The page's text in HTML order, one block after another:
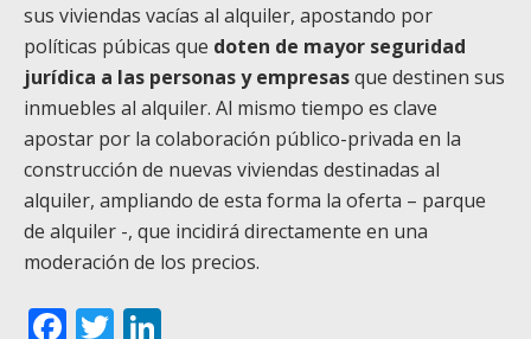
sus viviendas vacías al alquiler, apostando por
políticas púbicas que doten de mayor seguridad
jurídica a las personas y empresasque destinen sus
inmuebles al alquiler. Al mismo tiempo es clave
apostar por la colaboración público-privada en la
construcción de nuevas viviendas destinadas al
alquiler, ampliando de esta forma la oferta – parque
de alquiler -, que incidirá directamente en una
moderación de los precios.
Facebook
Twitter